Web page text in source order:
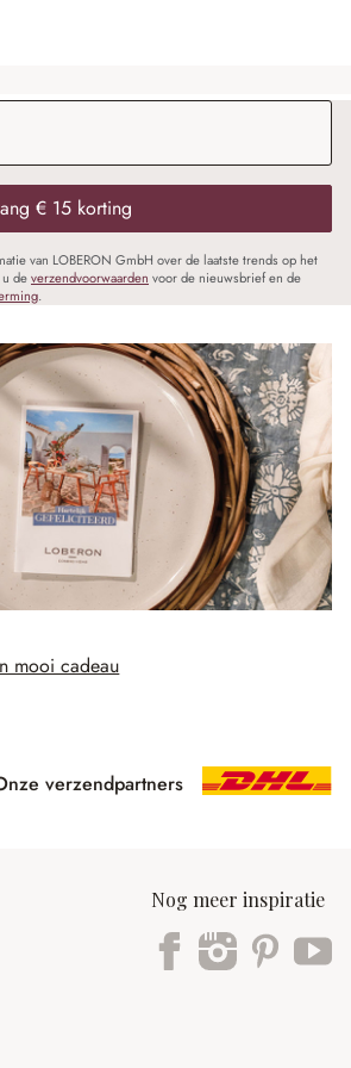
€ 15 korting
van LOBERON GmbH over de laatste trends op het
deverzendvoorwaarden voor de nieuwsbrief en de
.
mooi cadeau
verzendpartners
Nog meer inspiratie